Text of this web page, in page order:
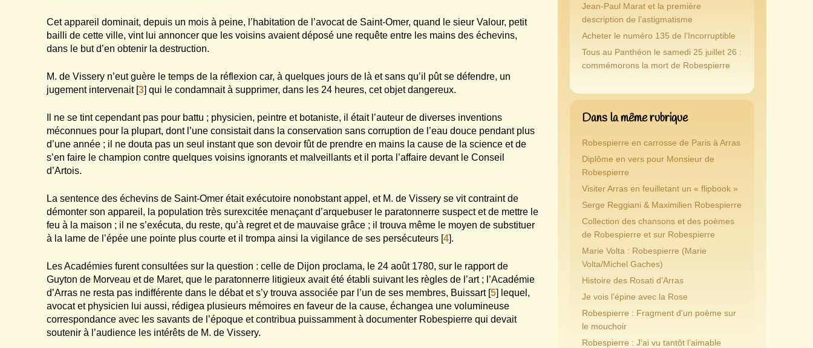
Cet appareil dominait, depuis un mois à peine, l’habitation de l’avocat de Saint-Omer, quand le sieur Valour, petit
bailli de cette ville, vint lui annoncer que les voisins avaient déposé une requête entre les mains des échevins,
dans le but d’en obtenir la destruction.
M. de Vissery n’eut guère le temps de la réflexion car, à quelques jours de là et sans qu’il pût se défendre, un
jugement intervenait[3] qui le condamnait à supprimer, dans les 24 heures, cet objet dangereux.
Il ne se tint cependant pas pour battu ; physicien, peintre et botaniste, il était l’auteur de diverses inventions
méconnues pour la plupart, dont l’une consistait dans la conservation sans corruption de l’eau douce pendant plus
d’une année ; il ne douta pas un seul instant que son devoir fût de prendre en mains la cause de la science et de
s’en faire le champion contre quelques voisins ignorants et malveillants et il porta l’affaire devant le Conseil
d’Artois.
La sentence des échevins de Saint-Omer était exécutoire nonobstant appel, et M. de Vissery se vit contraint de
démonter son appareil, la population très surexcitée menaçant d’arquebuser le paratonnerre suspect et de mettre le
feu à la maison ; il ne s’exécuta, du reste, qu’à regret et de mauvaise grâce ; il trouva même le moyen de substituer
à la lame de l’épée une pointe plus courte et il trompa ainsi la vigilance de ses persécuteurs [4].
Les Académies furent consultées sur la question : celle de Dijon proclama, le 24 août 1780, sur le rapport de
Guyton de Morveau et de Maret, que le paratonnerre litigieux avait été établi suivant les règles de l’art ; l’Académie
d’Arras ne resta pas indifférente dans le débat et s’y trouva associée par l’un de ses membres, Buissart[5] lequel,
avocat et physicien lui aussi, rédigea plusieurs mémoires en faveur de la cause, échangea une volumineuse
correspondance avec les savants de l’époque et contribua puissamment à documenter Robespierre qui devait
soutenir à l’audience les intérêts de M. de Vissery.
Jean-Paul Marat et la première
description de l’astigmatisme
Acheter le numéro 135 de l’Incorruptible
Tous au Panthéon le samedi 25 juillet 26 :
commémorons la mort de Robespierre
Dans la même rubrique
Robespierre en carrosse de Paris à Arras
Diplôme en vers pour Monsieur de
Robespierre
Visiter Arras en feuilletant un « flipbook »
Serge Reggiani & Maximilien Robespierre
Collection des chansons et des poèmes
de Robespierre et sur Robespierre
Marie Volta : Robespierre (Marie
Volta/Michel Gaches)
Histoire des Rosati d’Arras
Je vois l’épine avec la Rose
Robespierre : Fragment d’un poème sur
le mouchoir
Robespierre : J’ai vu tantôt l’aimable